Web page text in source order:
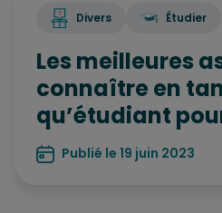
Divers Étudier
Les meilleures
connaître en
qu’étudiant
Publié le 19 juin 2023